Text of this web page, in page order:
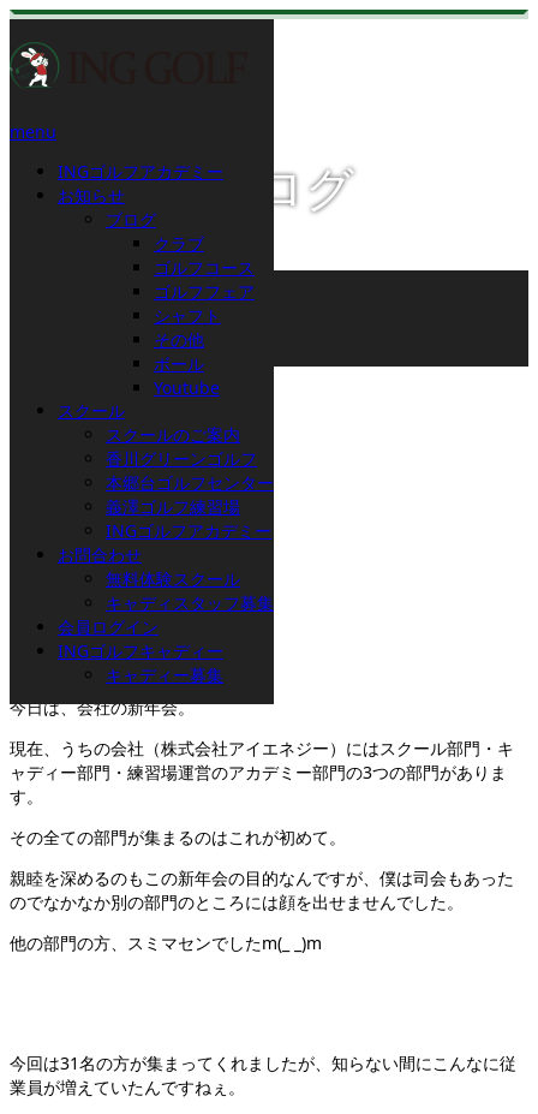
menu
INGゴルフアカデミー
お知らせ
ブログ
クラブ
ゴルフコース
ゴルフフェア
シャフト
その他
ボール
Youtube
スクール
スクールのご案内
香川グリーンゴルフ
本郷台ゴルフセンター
義澤ゴルフ練習場
INGゴルフアカデミー
お問合わせ
無料体験スクール
キャディスタッフ募集
会員ログイン
INGゴルフキャディー
キャディー募集
スタッフブログ
2014.01.14
新年会
鈴木です。
今日は、会社の新年会。
現在、うちの会社（株式会社アイエネジー）にはスクール部門・キ
ャディー部門・練習場運営のアカデミー部門の3つの部門がありま
す。
その全ての部門が集まるのはこれが初めて。
親睦を深めるのもこの新年会の目的なんですが、僕は司会もあった
のでなかなか別の部門のところには顔を出せませんでした。
他の部門の方、スミマセンでしたm(_ _)m
今回は31名の方が集まってくれましたが、知らない間にこんなに従
業員が増えていたんですねぇ。